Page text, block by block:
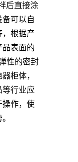
后直接涂
备可以自
，根据产
品表面的
性的密封
柜体，
等行业应
操作，使
。